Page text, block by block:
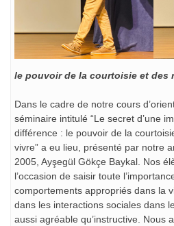
le pouvoir de la courtoisie et des
Dans le cadre de notre cours
séminaire intitulé “Le secret d’une
différence : le pouvoir de la
vivre” a eu lieu, présenté par notre
2005, Ayşegül Gökçe Baykal. Nos
l’occasion de saisir toute
comportements appropriés dans la
dans les interactions sociales dans
aussi agréable qu’instructive. Nous